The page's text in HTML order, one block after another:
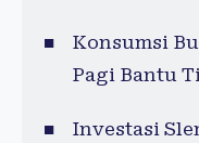
Konsumsi
Pagi Bantu
Investasi